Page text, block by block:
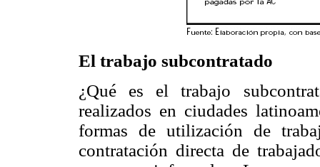
El trabajo subcontratado
¿Qué es el trabajo
realizados en ciudades
formas de utilización de
contratación directa de